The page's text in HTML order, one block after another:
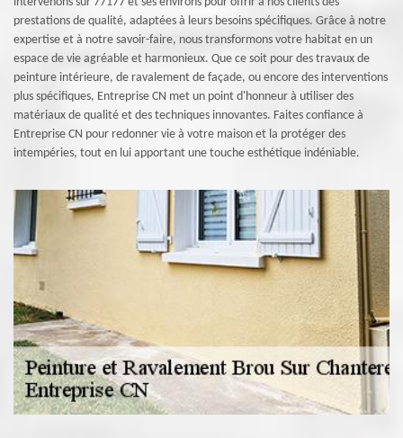
prestations de qualité, adaptées à leurs besoins spécifiques. Grâce à notre
expertise et à notre savoir-faire, nous transformons votre habitat en un
espace de vie agréable et harmonieux. Que ce soit pour des travaux de
peinture intérieure, de ravalement de façade, ou encore des interventions
plus spécifiques, Entreprise CN met un point d'honneur à utiliser des
matériaux de qualité et des techniques innovantes. Faites confiance à
Entreprise CN pour redonner vie à votre maison et la protéger des
intempéries, tout en lui apportant une touche esthétique indéniable.